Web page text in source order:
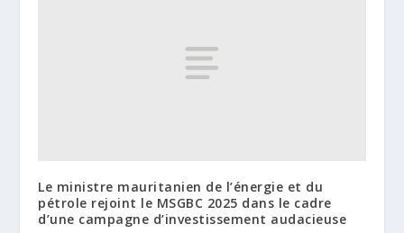
Le ministre mauritanien de l’énergie et du
pétrole rejoint le MSGBC 2025 dans le cadre
d’une campagne d’investissement audacieuse